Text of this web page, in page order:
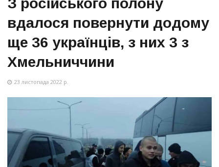
вдалося повернути додому
ще 36 українців, з них 3 з
Хмельниччини
23 листопада 2022 р.